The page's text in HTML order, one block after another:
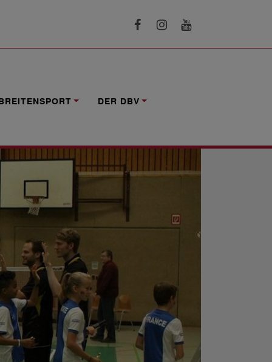
DER DBV